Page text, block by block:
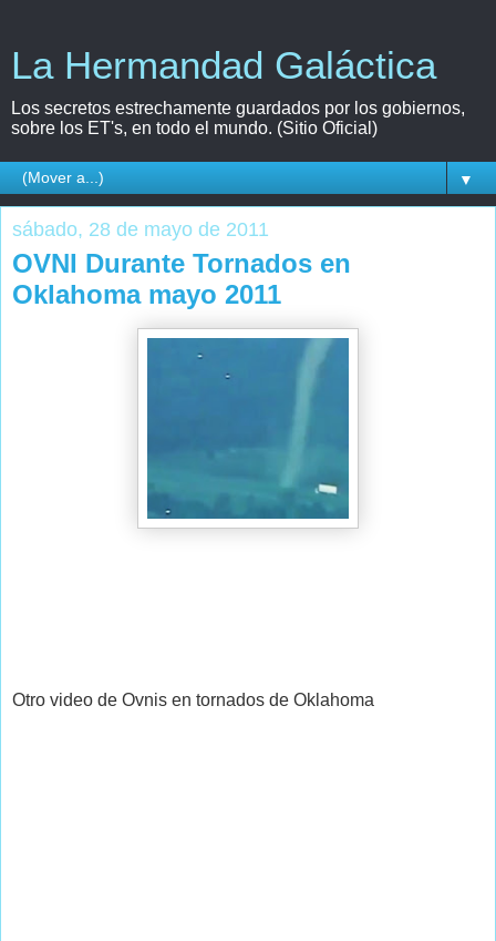
La Hermandad Galáctica
Los secretos estrechamente guardados por los gobiernos,
sobre los ET's, en todo el mundo. (Sitio Oficial)
▼
sábado, 28 de mayo de 2011
OVNI Durante Tornados en
Oklahoma mayo 2011
Otro video de Ovnis en tornados de Oklahoma